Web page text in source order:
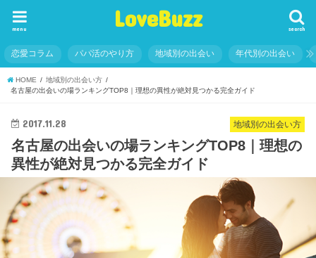
LoveBuzz search
menu
恋愛コラム パパ活のやり方 地域別の出会い 年代別の出会い
HOME
地域別の出会い方
名古屋の出会いの場ランキングTOP8｜理想の異性が絶対見つかる完全ガイド
地域別の出会い方
2017.11.28
名古屋の出会いの場ランキングTOP8｜理想の
異性が絶対見つかる完全ガイド